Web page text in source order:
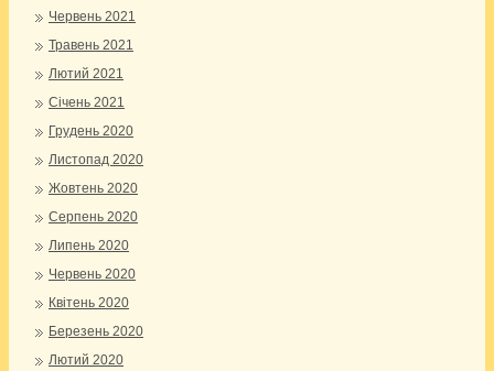
Червень 2021
Травень 2021
Лютий 2021
Січень 2021
Грудень 2020
Листопад 2020
Жовтень 2020
Серпень 2020
Липень 2020
Червень 2020
Квітень 2020
Березень 2020
Лютий 2020